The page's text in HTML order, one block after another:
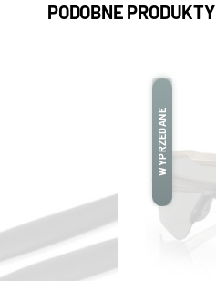
PODOBNE PRODUKTY
WYPRZEDANE